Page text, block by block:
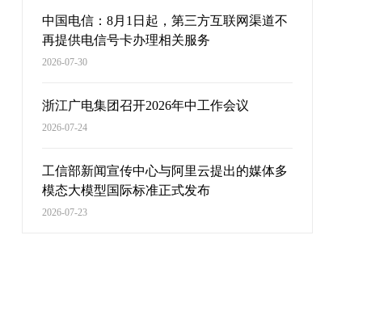
中国电信：8月1日起，第三方互联网渠道不
再提供电信号卡办理相关服务
2026-07-30
浙江广电集团召开2026年中工作会议
2026-07-24
工信部新闻宣传中心与阿里云提出的媒体多
模态大模型国际标准正式发布
2026-07-23